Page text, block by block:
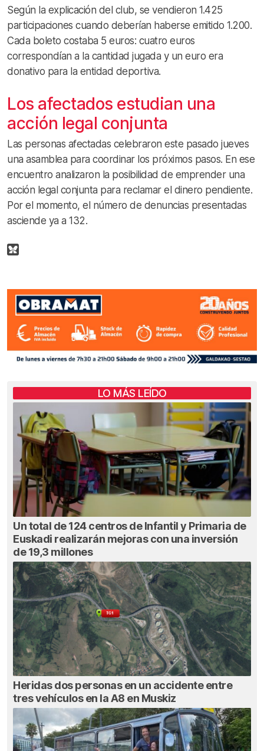
Según la explicación del club, se vendieron 1.425
participaciones cuando deberían haberse emitido 1.200.
Cada boleto costaba 5 euros: cuatro euros
correspondían a la cantidad jugada y un euro era
donativo para la entidad deportiva.
Los afectados estudian una
acción legal conjunta
Las personas afectadas celebraron este pasado jueves
una asamblea para coordinar los próximos pasos. En ese
encuentro analizaron la posibilidad de emprender una
acción legal conjunta para reclamar el dinero pendiente.
Por el momento, el número de denuncias presentadas
asciende ya a 132.
LO MÁS LEÍDO
Un total de 124 centros de Infantil y Primaria de
Euskadi realizarán mejoras con una inversión
de 19,3 millones
Heridas dos personas en un accidente entre
tres vehículos en la A8 en Muskiz